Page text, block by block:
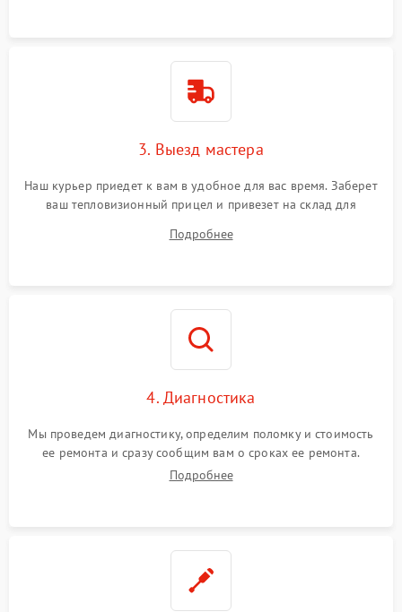
3. Выезд мастера
Наш курьер приедет к вам в удобное для вас время. Заберет
ваш тепловизионный прицел и привезет на склад для
Подробнее
4. Диагностика
Мы проведем диагностику, определим поломку и стоимость
ее ремонта и сразу сообщим вам о сроках ее ремонта.
Подробнее